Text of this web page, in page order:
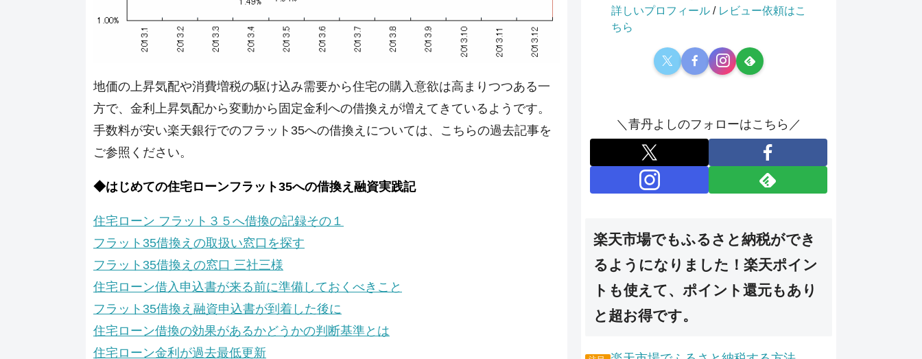
地価の上昇気配や消費増税の駆け込み需要から住宅の購入意欲は高まりつつある一
方で、金利上昇気配から変動から固定金利への借換えが増えてきているようです。
手数料が安い楽天銀行でのフラット35への借換えについては、こちらの過去記事を
ご参照ください。
◆はじめての住宅ローンフラット35への借換え融資実践記
住宅ローン フラット３５へ借換の記録その１
フラット35借換えの取扱い窓口を探す
フラット35借換えの窓口 三社三様
住宅ローン借入申込書が来る前に準備しておくべきこと
フラット35借換え融資申込書が到着した後に
住宅ローン借換の効果があるかどうかの判断基準とは
住宅ローン金利が過去最低更新
詳しいプロフィール / レビュー依頼はこ
ちら
＼青丹よしのフォローはこちら／
楽天市場でもふるさと納税ができ
るようになりました！楽天ポイン
トも使えて、ポイント還元もあり
と超お得です。